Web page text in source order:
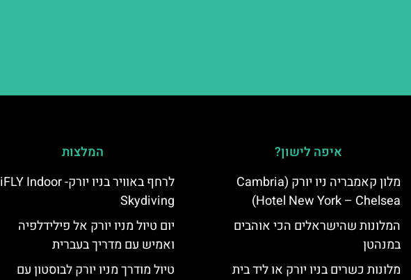
איפה לישון?
מלון קאמבריה ניו יורק (Cambria
Hotel New York – Chelsea)
המלונות שהישראלים הכי אוהבים
במנהטן
מלונות כשרים בניו יורק או ליד בית
המלצות
לרחף באוויר בניו יורק- iFLY Indoor
Skydiving
יום טיול מניו יורק אל פילידלפיה
ואמיש עם מדריך בעברית
טיול מודרך מניו יורק לבוסטון עם